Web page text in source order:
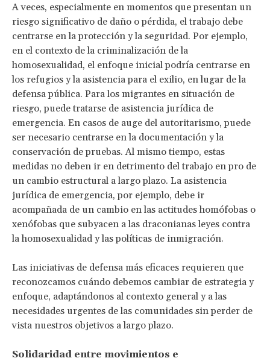
A veces, especialmente en momentos que presentan un
riesgo significativo de daño o pérdida, el trabajo debe
centrarse en la protección y la seguridad. Por ejemplo,
en el contexto de la criminalización de la
homosexualidad, el enfoque inicial podría centrarse en
los refugios y la asistencia para el exilio, en lugar de la
defensa pública. Para los migrantes en situación de
riesgo, puede tratarse de asistencia jurídica de
emergencia. En casos de auge del autoritarismo, puede
ser necesario centrarse en la documentación y la
conservación de pruebas. Al mismo tiempo, estas
medidas no deben ir en detrimento del trabajo en pro de
un cambio estructural a largo plazo. La asistencia
jurídica de emergencia, por ejemplo, debe ir
acompañada de un cambio en las actitudes homófobas o
xenófobas que subyacen a las draconianas leyes contra
la homosexualidad y las políticas de inmigración.
Las iniciativas de defensa más eficaces requieren que
reconozcamos cuándo debemos cambiar de estrategia y
enfoque, adaptándonos al contexto general y a las
necesidades urgentes de las comunidades sin perder de
vista nuestros objetivos a largo plazo.
Solidaridad entre movimientos e